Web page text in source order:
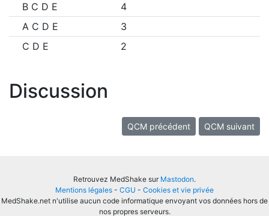
B C D E
4
A C D E
3
C D E
2
Discussion
QCM précédent QCM suivant
Retrouvez MedShake sur Mastodon.
Mentions légales - CGU - Cookies et vie privée
MedShake.net n'utilise aucun code informatique envoyant vos données hors de
nos propres serveurs.